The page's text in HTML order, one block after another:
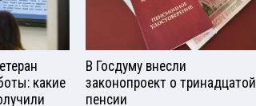
какие
В Госдуму внесли
законопроект о тринадцатой
пенсии